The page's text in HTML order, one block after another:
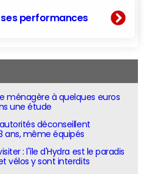
performances
ménagère à quelques euros
une étude
autorités déconseillent
ans, même équipés
: l'île d'Hydra est le paradis
vélos y sont interdits